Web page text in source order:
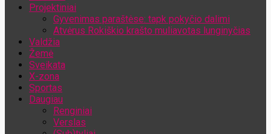
Projektiniai
Gyvenimas paraštėse: tapk pokyčio dalimi
Atvėrus Rokiškio krašto muliavotas lunginyčias
Valdžia
Žemė
Sveikata
X-zona
Sportas
Daugiau
Renginiai
Verslas